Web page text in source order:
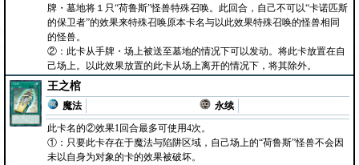
牌・墓地将１只“荷鲁斯”怪兽特殊召唤。此回合，自己不可以“卡诺匹斯
的保卫者”的效果来特殊召唤原本卡名与以此效果特殊召唤的怪兽相同
的怪兽。
②：此卡从手牌・场上被送至墓地的情况下可以发动。将此卡放置在自
己场上。以此效果放置的此卡从场上离开的情况下，将其除外。
王之棺
魔法
永续
此卡名的②效果1回合最多可使用4次。
①：只要此卡存在于魔法与陷阱区域，自己场上的“荷鲁斯”怪兽不会因
未以自身为对象的卡的效果被破坏。